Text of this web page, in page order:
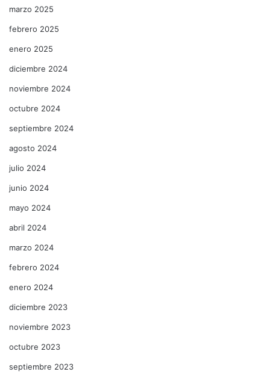
marzo 2025
febrero 2025
enero 2025
diciembre 2024
noviembre 2024
octubre 2024
septiembre 2024
agosto 2024
julio 2024
junio 2024
mayo 2024
abril 2024
marzo 2024
febrero 2024
enero 2024
diciembre 2023
noviembre 2023
octubre 2023
septiembre 2023